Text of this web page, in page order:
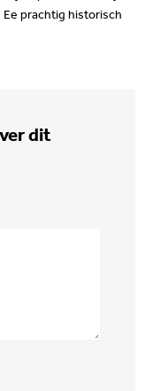
prachtig historisch
dit